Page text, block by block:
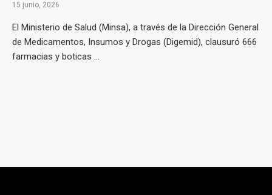
15 junio, 2026
El Ministerio de Salud (Minsa), a través de la Dirección General
de Medicamentos, Insumos y Drogas (Digemid), clausuró 666
farmacias y boticas ...